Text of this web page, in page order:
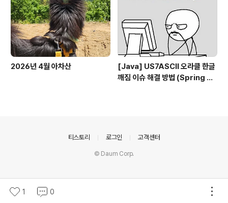
2026년 4월 아차산
[Java] US7ASCII 오라클 한글
깨짐 이슈 해결 방법 (Spring bo
1 0
티스토리 로그인 고객센터
© Daum Corp.